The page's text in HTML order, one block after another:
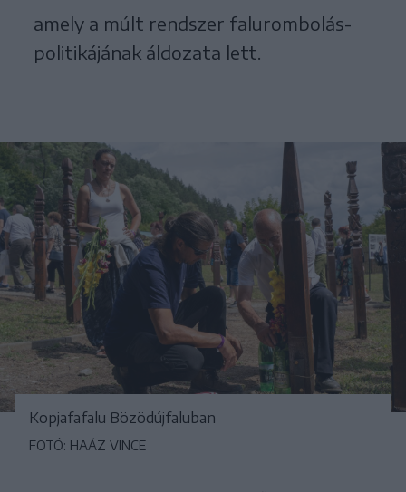
amely a múlt rendszer falurombolás-
politikájának áldozata lett.
Kopjafafalu Bözödújfaluban
FOTÓ: HAÁZ VINCE